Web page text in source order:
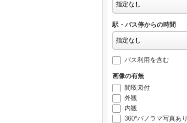
駅・バス停からの時間
バス利用を含む
画像の有無
間取図付
外観
内観
360°パノラマ写真あり